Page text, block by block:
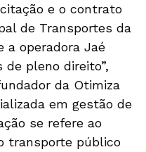
e o contrato
de Transportes da
a operadora Jaé
de pleno direito”,
da Otimiza
em gestão de
se refere ao
transporte público